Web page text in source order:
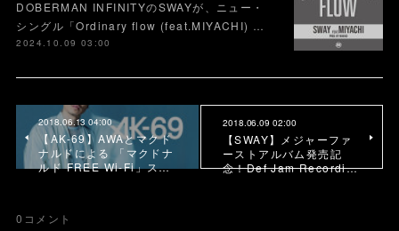
DOBERMAN INFINITYのSWAYが、ニュー・
シングル「Ordinary flow (feat.MIYACHI) …
2024.10.09 03:00
2018.06.13 04:00
【AK-69】AWAとマクド
ナルドによる 「マクドナ
ルド FREE Wi-Fi」ス…
2018.06.09 02:00
【SWAY】メジャーファ
ーストアルバム発売記
念！Def Jam Recordi…
0 コメント